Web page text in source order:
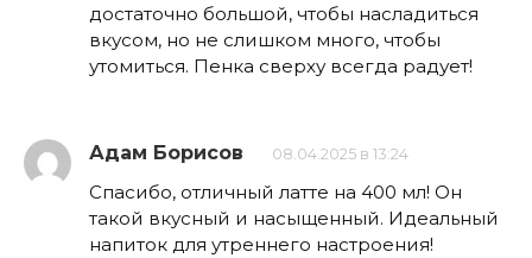
достаточно большой, чтобы насладиться
вкусом, но не слишком много, чтобы
утомиться. Пенка сверху всегда радует!
Адам Борисов 08.04.2025 в 13:24
Спасибо, отличный латте на 400 мл! Он
такой вкусный и насыщенный. Идеальный
напиток для утреннего настроения!